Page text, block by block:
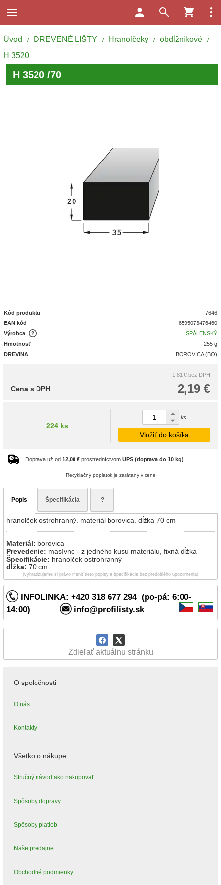
INFOLINKA: +420 318 677 294 (po-pá: 6:00-
14:00)
info@profilisty.sk
Zdieľať aktuálnu stránku
Úvod / DREVENÉ LIŠTY / Hranolčeky / obdĺžnikové /
H 3520
H 3520 /70
Kód produktu
7646
EAN kód
8595073476460
Výrobca
SPÁLENSKÝ
Hmotnosť
255 g
DREVINA
BOROVICA (BO)
1,81 € bez DPH
2,19 €
Cena s DPH
224 ks
ks
Vložiť do košíka
Doprava už od 12,00 € prostredníctvom UPS (doprava do 10 kg)
Recyklačný poplatok je zarátaný v cene
Popis Špecifikácia ?
hranolček ostrohranný, materiál borovica, dĺžka 70 cm
Materiál: borovica
Prevedenie: masívne - z jedného kusu materiálu, fixná dĺžka
Špecifikácie: hranolček ostrohranný
dĺžka: 70 cm
(vyhradzujeme si právo meniť tieto popisy a špecifikácie bez predošlého upozornenia)
O spoločnosti
O nás
Kontakty
Všetko o nákupe
Stručný návod ako nakupovať
Spôsoby dopravy
Spôsoby platieb
Naše predajne
Obchodné podmienky